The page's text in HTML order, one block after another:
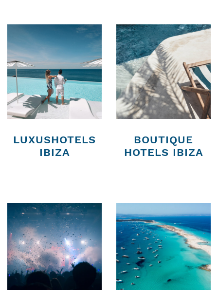
LUXUSHOTELS
IBIZA
BOUTIQUE
HOTELS IBIZA